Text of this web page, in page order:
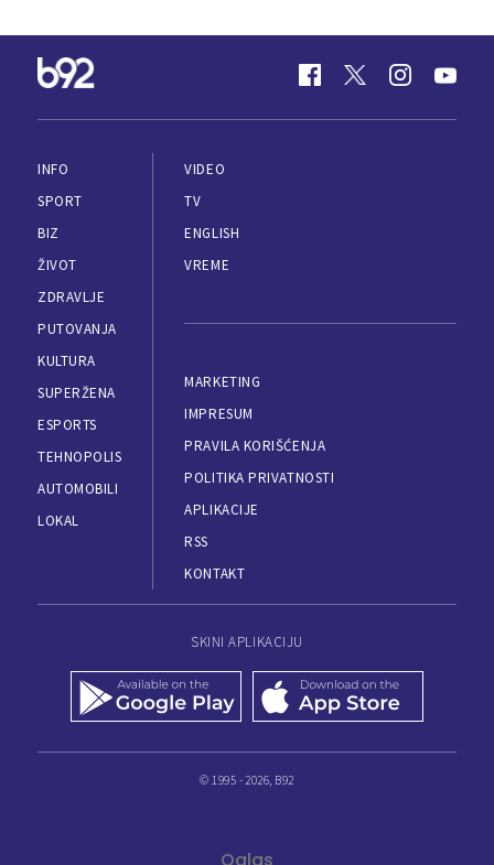
INFO
SPORT
BIZ
ŽIVOT
ZDRAVLJE
PUTOVANJA
KULTURA
SUPERŽENA
ESPORTS
TEHNOPOLIS
AUTOMOBILI
LOKAL
VIDEO
TV
ENGLISH
VREME
MARKETING
IMPRESUM
PRAVILA KORIŠĆENJA
POLITIKA PRIVATNOSTI
APLIKACIJE
RSS
KONTAKT
SKINI APLIKACIJU
© 1995 - 2026, B92